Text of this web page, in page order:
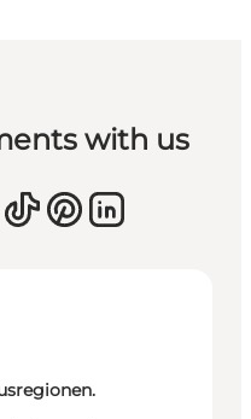
with us